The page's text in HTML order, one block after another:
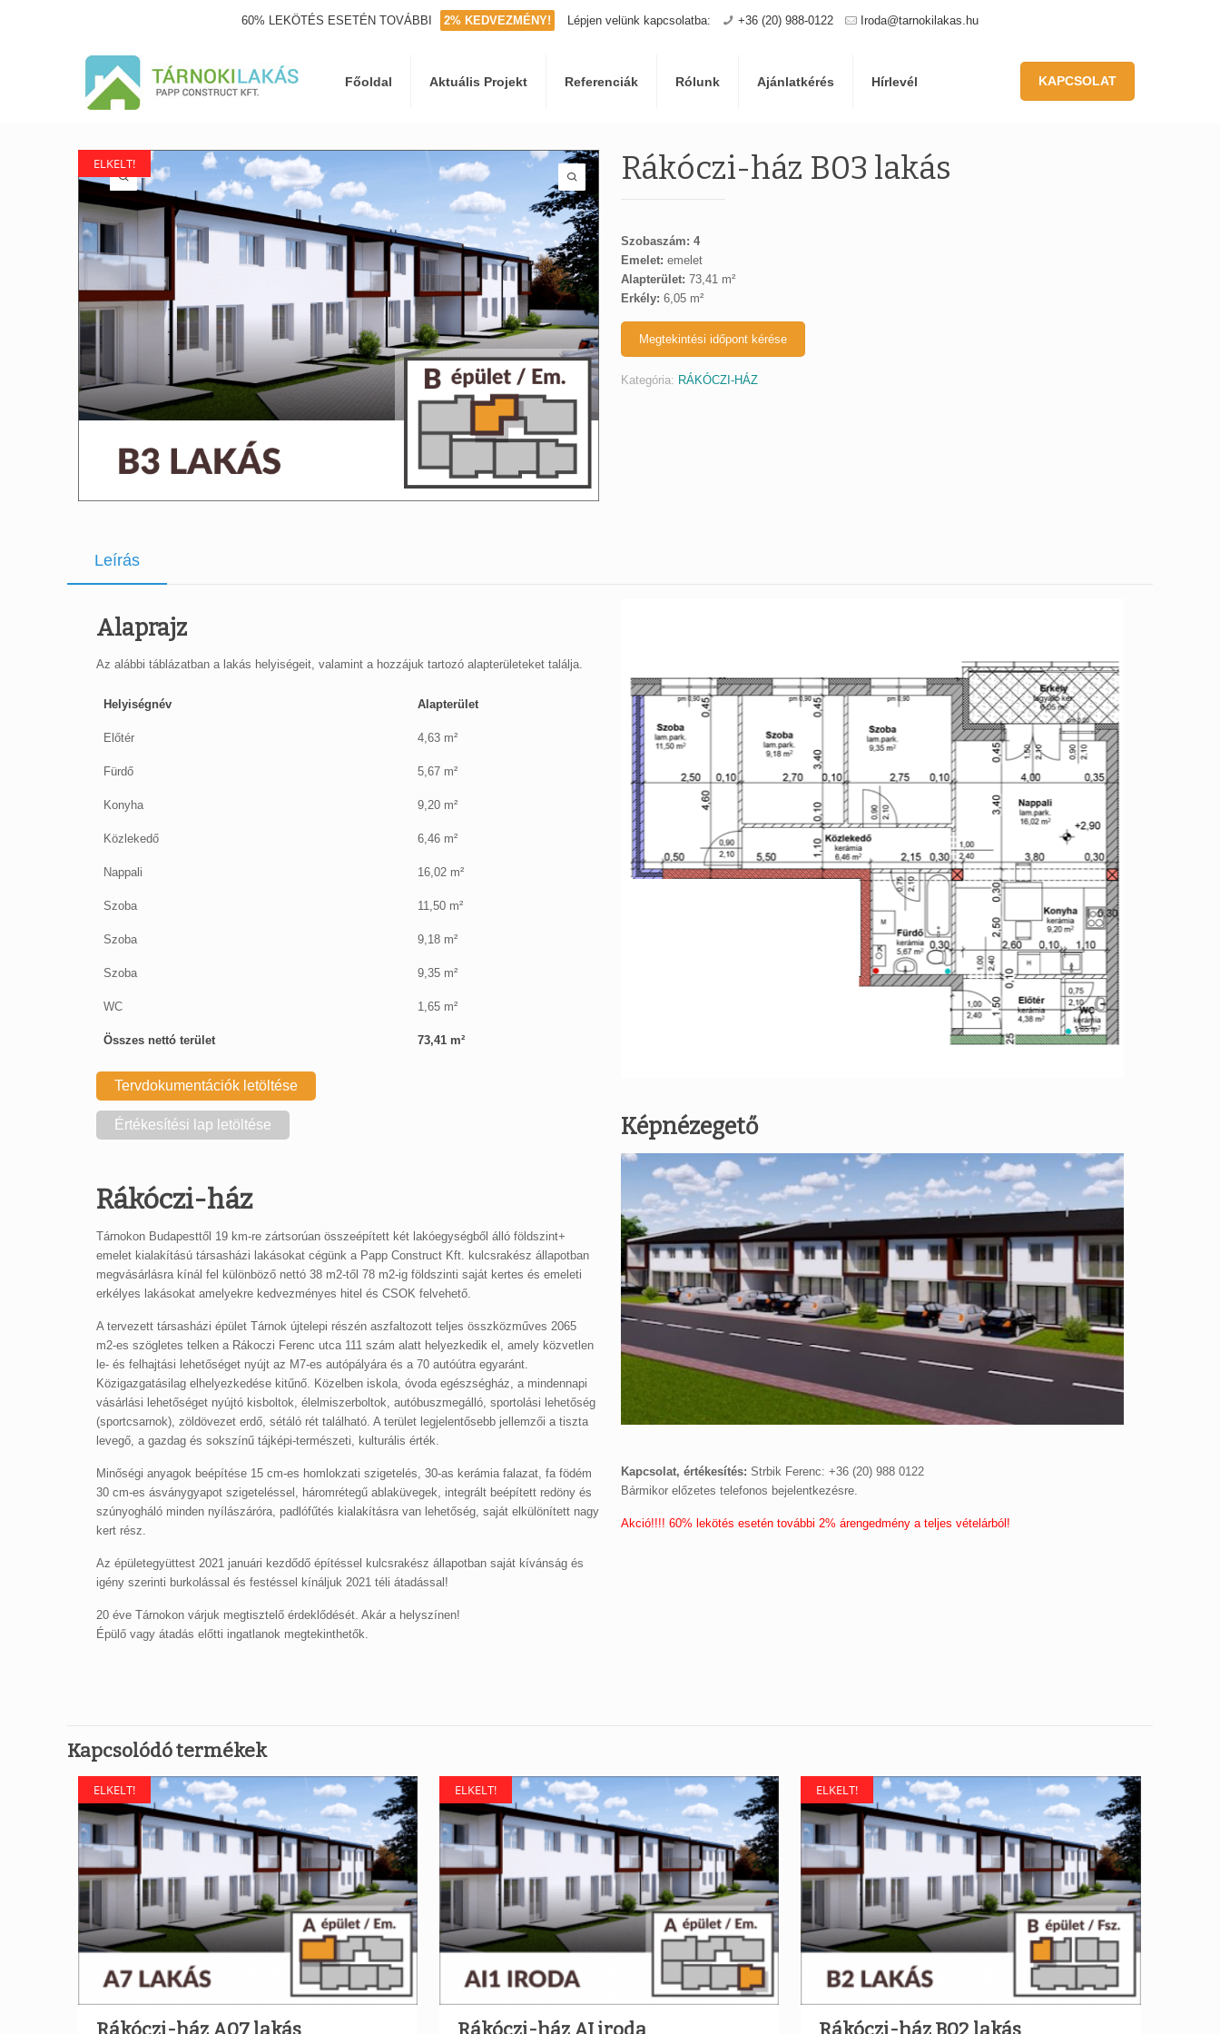
60% LEKÖTÉS ESETÉN TOVÁBBI 2% KEDVEZMÉNY! Lépjen velünk kapcsolatba: +36 (20) 988-0122 Iroda@tarnokilakas.hu
Főoldal Aktuális Projekt Referenciák Rólunk Ajánlatkérés Hírlevél KAPCSOLAT
ELKELT!
ELKELT! Rákóczi-ház B03 lakás
Szobaszám: 4
Emelet: emelet
Alapterület: 73,41 m²
Erkély: 6,05 m²
Megtekintési időpont kérése
Kategória: RÁKÓCZI-HÁZ
Leírás
Alaprajz
Az alábbi táblázatban a lakás helyiségeit, valamint a hozzájuk tartozó alapterületeket találja.
Helyiségnév Alapterület
Előtér 4,63 m²
Fürdő 5,67 m²
Konyha 9,20 m²
Közlekedő 6,46 m²
Nappali 16,02 m²
Szoba 11,50 m²
Szoba 9,18 m²
Szoba 9,35 m²
WC 1,65 m²
Összes nettó terület 73,41 m²
Tervdokumentációk letöltése
Értékesítési lap letöltése
Rákóczi-ház
Tárnokon Budapesttől 19 km-re zártsorúan összeépített két lakóegységből álló földszint+
emelet kialakítású társasházi lakásokat cégünk a Papp Construct Kft. kulcsrakész állapotban
megvásárlásra kínál fel különböző nettó 38 m2-től 78 m2-ig földszinti saját kertes és emeleti
erkélyes lakásokat amelyekre kedvezményes hitel és CSOK felvehető.
A tervezett társasházi épület Tárnok újtelepi részén aszfaltozott teljes összközműves 2065
m2-es szögletes telken a Rákoczi Ferenc utca 111 szám alatt helyezkedik el, amely közvetlen
le- és felhajtási lehetőséget nyújt az M7-es autópályára és a 70 autóútra egyaránt.
Közigazgatásilag elhelyezkedése kitűnő. Közelben iskola, óvoda egészségház, a mindennapi
vásárlási lehetőséget nyújtó kisboltok, élelmiszerboltok, autóbuszmegálló, sportolási lehetőség
(sportcsarnok), zöldövezet erdő, sétáló rét található. A terület legjelentősebb jellemzői a tiszta
levegő, a gazdag és sokszínű tájképi-természeti, kulturális érték.
Minőségi anyagok beépítése 15 cm-es homlokzati szigetelés, 30-as kerámia falazat, fa födém
30 cm-es ásványgyapot szigeteléssel, háromrétegű ablaküvegek, integrált beépített redöny és
szúnyogháló minden nyílászáróra, padlófűtés kialakításra van lehetőség, saját elkülönített nagy
kert rész.
Az épületegyüttest 2021 januári kezdődő építéssel kulcsrakész állapotban saját kívánság és
igény szerinti burkolással és festéssel kínáljuk 2021 téli átadással!
20 éve Tárnokon várjuk megtisztelő érdeklődését. Akár a helyszínen!
Épülő vagy átadás előtti ingatlanok megtekinthetők.
Képnézegető
Kapcsolat, értékesítés: Strbik Ferenc: +36 (20) 988 0122
Bármikor előzetes telefonos bejelentkezésre.
Akció!!!! 60% lekötés esetén további 2% árengedmény a teljes vételárból!
Kapcsolódó termékek
ELKELT!
Rákóczi-ház A07 lakás
ELKELT!
Rákóczi-ház AI iroda
ELKELT!
Rákóczi-ház B02 lakás